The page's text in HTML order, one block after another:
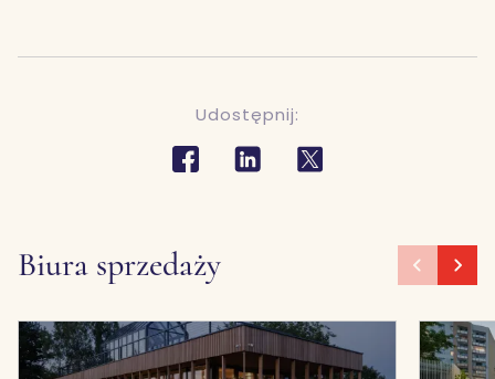
Udostępnij:
Biura sprzedaży